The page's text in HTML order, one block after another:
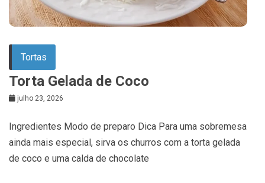
Tortas
Torta Gelada de Coco
julho 23, 2026
Ingredientes Modo de preparo Dica Para uma sobremesa
ainda mais especial, sirva os churros com a torta gelada
de coco e uma calda de chocolate